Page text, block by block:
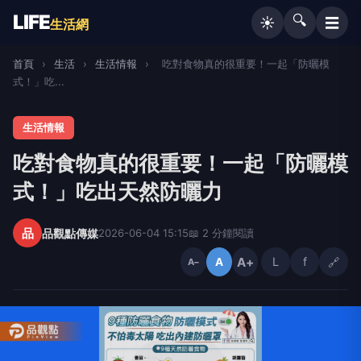
LIFE生活網 ☀️ 🔍 ☰
首頁 › 生活 › 生活情報 ›
吃對食物真的很重要！一起「防曬模
式！」吃...
生活情報
吃對食物真的很重要！一起「防曬模
式！」吃出天然防曬力
品 品觀點傳媒2026-06-04 15:15📖 2 分鐘閱讀
A− A A+ L f 🔗